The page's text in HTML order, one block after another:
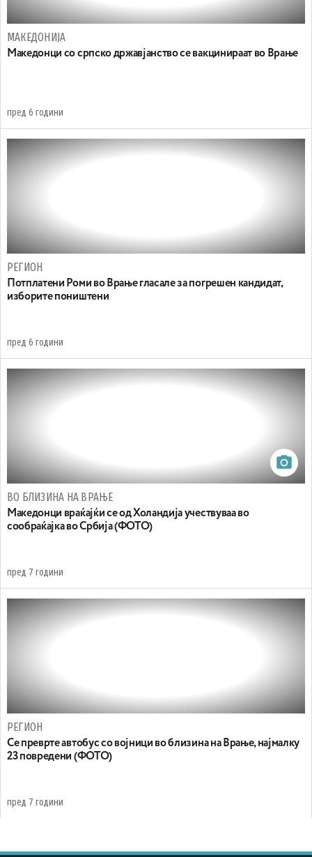
МАКЕДОНИЈА
Македонци со српско државјанство се вакцинираат во Врање
пред 6 години
РЕГИОН
Потплатени Роми во Врање гласале за погрешен кандидат,
изборите поништени
пред 6 години
ВО БЛИЗИНА НА ВРАЊЕ
Македонци враќајќи се од Холандија учествуваа во
сообраќајка во Србија (ФОТО)
пред 7 години
РЕГИОН
Се преврте автобус со војници во близина на Врање, најмалку
23 повредени (ФОТО)
пред 7 години